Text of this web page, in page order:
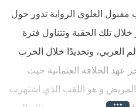
مقبول العلوي الرواية تدور حول
تلك الحقبة وتتناول فترة
العربي، وتحديدًا خلال الحرب
عهد الخلافة العثمانية حيث
و هو اللقب الذي اشتهرت